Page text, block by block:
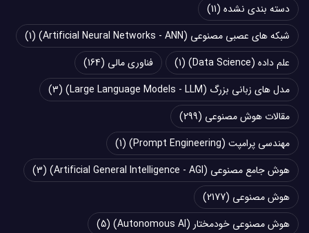
دسته بندی نشده (11)
شبکه های عصبی مصنوعی (Artificial Neural Networks - ANN)
(1)
علم داده (Data Science)
(1) فناوری مالی (164)
مدل های زبانی بزرگ (Large Language Models - LLM)
(3)
مقالات هوش مصنوعی (299)
مهندسی پرامپت (Prompt Engineering)
(1)
هوش جامع مصنوعی (Artificial General Intelligence - AGI)
(3)
هوش مصنوعی (2177)
هوش مصنوعی خودمختار (Autonomous AI)
(5)